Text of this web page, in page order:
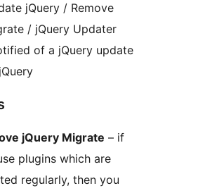
jQuery / Remove
/ jQuery Updater
of a jQuery update
jQuery Migrate – if
plugins which are
regularly, then you